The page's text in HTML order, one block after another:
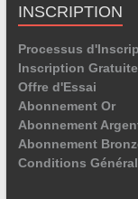
INSCRIPTION
Processus
Inscription Gratuite
Offre d'Essai
Abonnement Or
Abonnement
Abonnement
Conditions